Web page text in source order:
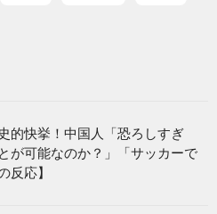
カで歴史的快挙！中国人「恐ろ
間にこんなことが可能なの
ーで例えるなら…」【海外の反